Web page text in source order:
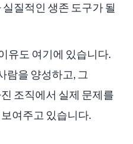
질적인 생존 도구가 될
유도 여기에 있습니다.
람을 양성하고, 그
조직에서 실제 문제를
여주고 있습니다.